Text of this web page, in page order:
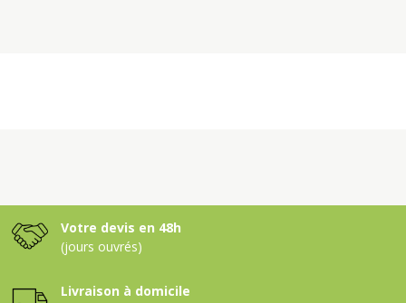
Votre devis en 48h
(jours ouvrés)
Livraison à domicile